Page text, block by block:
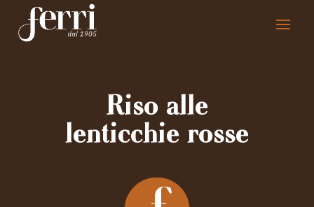
Riso alle
lenticchie rosse